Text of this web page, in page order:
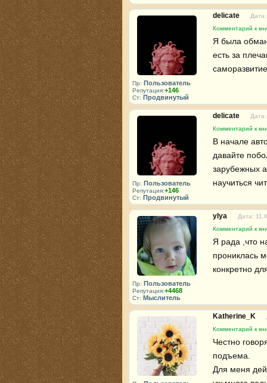
Пр: Пользователь
Репутация:+146
Ст: Продвинутый
delicate
Комментарий к
Я была
есть за
Пр: Пользователь
Репутация:+146
Ст: Продвинутый
delicate
Комментарий к
В начале
давайте
зарубежных
научиться
Пр: Пользователь
Репутация:+4468
Ст: Мыслитель
ylya
Дата:
Комментарий к
Я рада ,что
прониклась
конкретно
Katherine_K
Комментарий к
Честно
подъема.
Для меня